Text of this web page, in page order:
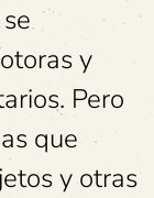
y
Pero
que
y otras